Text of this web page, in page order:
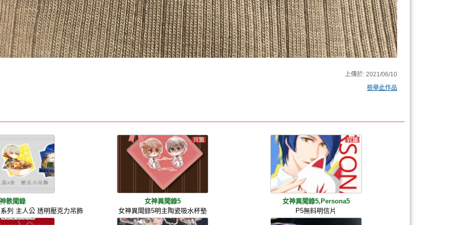
上傳於: 2021/06/10
檢舉此作品
軼聞錄
列 主人公 透明壓克力吊飾
女神異聞錄5
女神異聞錄5明主陶瓷吸水杯墊
女神異聞錄5,Persona5
P5無料明信片